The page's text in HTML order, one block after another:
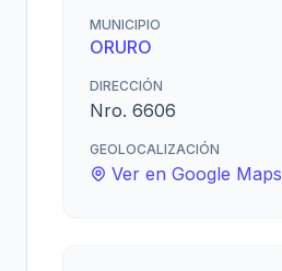
MUNICIPIO
ORURO
DIRECCIÓN
Nro. 6606
GEOLOCALIZACIÓN
Ver en Google Maps